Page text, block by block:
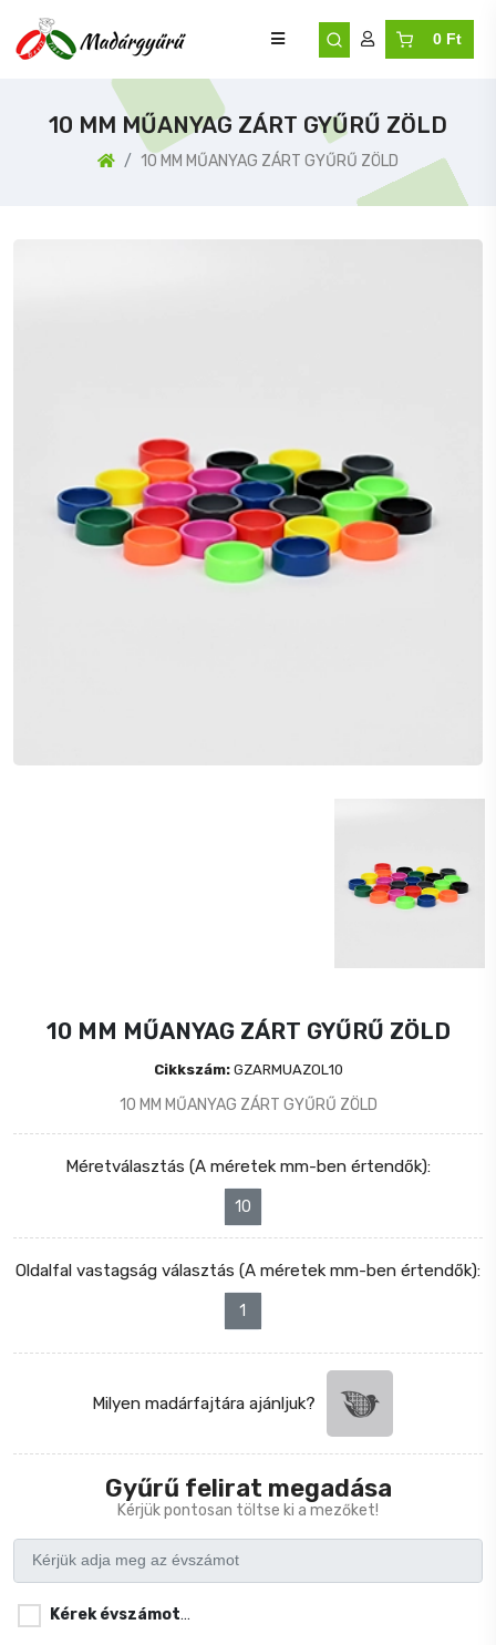
0 Ft
10 MM MŰANYAG ZÁRT GYŰRŰ ZÖLD
10 MM MŰANYAG ZÁRT GYŰRŰ ZÖLD
10 MM MŰANYAG ZÁRT GYŰRŰ ZÖLD
Cikkszám: GZARMUAZOL10
10 MM MŰANYAG ZÁRT GYŰRŰ ZÖLD
Méretválasztás (A méretek mm-ben értendők):
10
Oldalfal vastagság választás (A méretek mm-ben értendők):
1
Milyen madárfajtára ajánljuk?
Gyűrű felirat megadása
Kérjük pontosan töltse ki a mezőket!
Kérek évszámot(Kérjük jölje be a négyzetet, ha kér